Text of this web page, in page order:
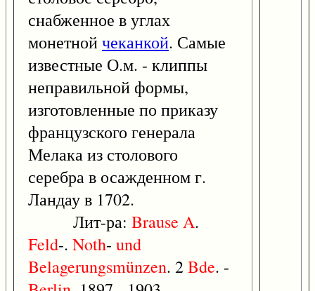
снабженное в углах
монетнойчеканкой. Самые
известные О.м. - клиппы
неправильной формы,
изготовленные по приказу
французского генерала
Мелака из столового
серебра в осажденном г.
Ландау в 1702.
Лит-ра: Brause A.
Feld-. Noth- und
Belagerungsmünzen. 2Bde. -